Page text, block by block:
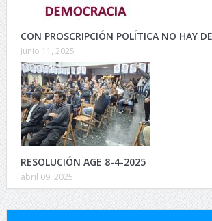
CON PROSCRIPCIÓN POLÍTICA NO HAY
junio 11, 2025
RESOLUCIÓN AGE 8-4-2025
abril 09, 2025